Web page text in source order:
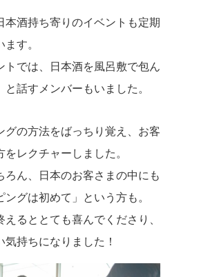
本酒持ち寄りのイベントも定期
す。
トでは、日本酒を風呂敷で包ん
と話すメンバーもいました。
グの方法をばっちり覚え、お客
をレクチャーしました。
ろん、日本のお客さまの中にも
ングは初めて」という方も。
えるととても喜んでくださり、
持ちになりました！